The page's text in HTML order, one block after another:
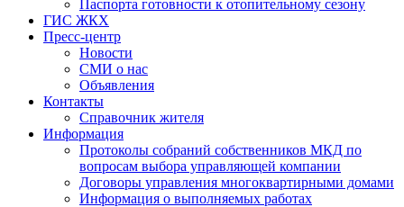
Паспорта готовности к отопительному сезону
ГИС ЖКХ
Пресс-центр
Новости
СМИ о нас
Объявления
Контакты
Справочник жителя
Информация
Протоколы собраний собственников МКД по
вопросам выбора управляющей компании
Договоры управления многоквартирными домами
Информация о выполняемых работах